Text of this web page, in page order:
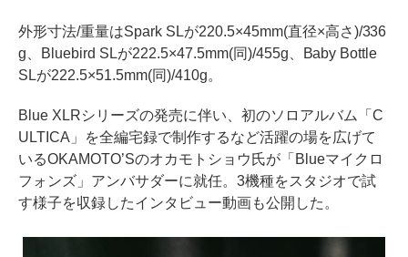
外形寸法/重量はSpark SLが220.5×45mm(直径×高さ)/336
g、Bluebird SLが222.5×47.5mm(同)/455g、Baby Bottle
SLが222.5×51.5mm(同)/410g。
Blue XLRシリーズの発売に伴い、初のソロアルバム「C
ULTICA」を全編宅録で制作するなど活躍の場を広げて
いるOKAMOTO’Sのオカモトショウ氏が「Blueマイクロ
フォンズ」アンバサダーに就任。3機種をスタジオで試
す様子を収録したインタビュー動画も公開した。